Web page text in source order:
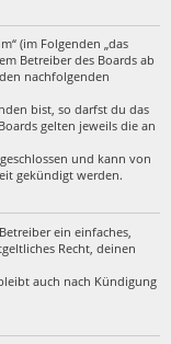
(im Folgenden „das
Betreiber des Boards ab
nachfolgenden
bist, so darfst du das
gelten jeweils die an
und kann von
gekündigt werden.
ein einfaches,
Recht, deinen
auch nach Kündigung